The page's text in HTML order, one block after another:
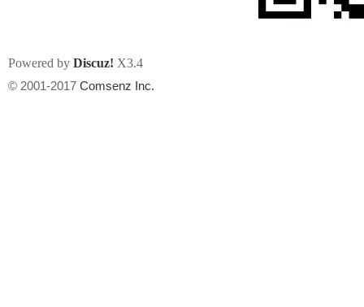
州
Powered by Discuz! X3.4
© 2001-2017 Comsenz Inc.